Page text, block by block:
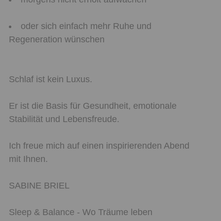
oder sich einfach mehr Ruhe und
Regeneration wünschen
Schlaf ist kein Luxus.
Er ist die Basis für Gesundheit, emotionale
Stabilität und Lebensfreude.
Ich freue mich auf einen inspirierenden Abend
mit Ihnen.
SABINE BRIEL
Sleep & Balance - Wo Träume leben